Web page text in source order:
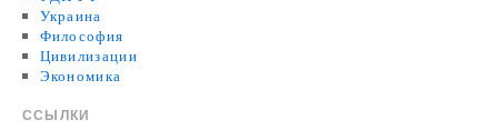
Украина
Философия
Цивилизации
Экономика
ССЫЛКИ